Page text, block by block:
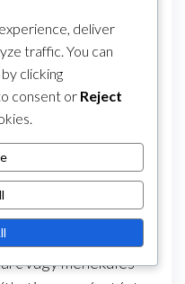
légkört
minimalizálásával,
zajok
hogy jobban a
és teljesebben
lehet az
a puffadáshoz.
vagy menekülés
deliver
traffic. You can
clicking
consent or Reject